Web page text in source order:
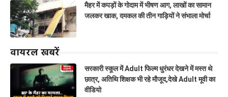
मैहर में कपड़ों के गोदाम में भीषण आग, लाखों का सामान
जलकर खाक, दमकल की तीन गाड़ियों ने संभाला मोर्चा
वायरल खबरें
सरकारी स्कूल में Adult फिल्म धुरंधर देखने में मस्त थे
छात्र, अतिथि शिक्षक भी रहे मौजूद,देखे Adult मूवी का
वीडियो